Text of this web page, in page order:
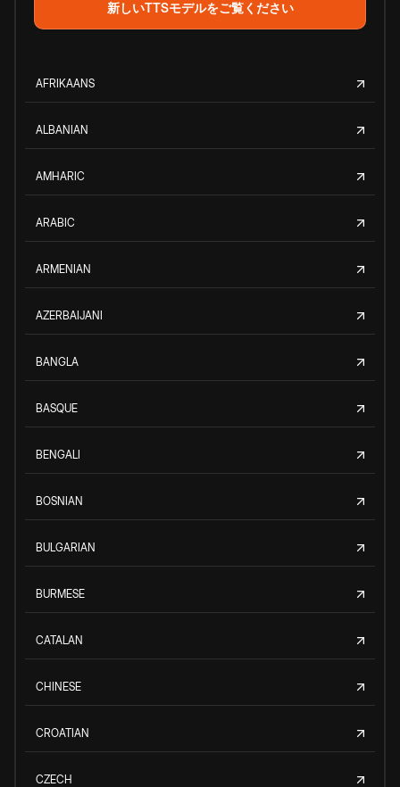
新しいTTSモデルをご覧ください
AFRIKAANS
ALBANIAN
AMHARIC
ARABIC
ARMENIAN
AZERBAIJANI
BANGLA
BASQUE
BENGALI
BOSNIAN
BULGARIAN
BURMESE
CATALAN
CHINESE
CROATIAN
CZECH